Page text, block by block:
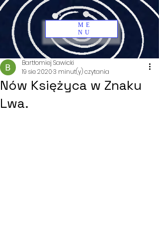
ME
NU
Nów Księżyca w Znaku
Lwa.
Bartłomiej Sawicki
19 sie 20203 minut(y) czytania